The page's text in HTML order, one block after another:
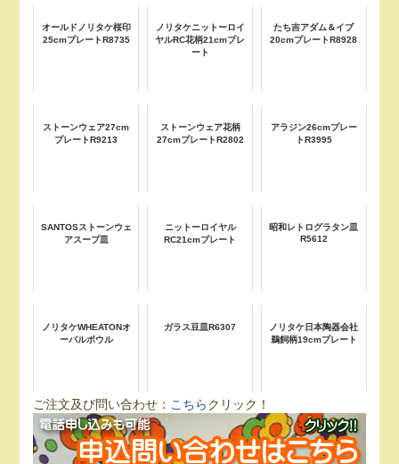
オールドノリタケ桜印
25cmプレートR8735
ノリタケニットーロイ
ヤルRC花柄21cmプレ
ート
たち吉アダム＆イブ
20cmプレートR8928
ストーンウェア27cm
プレートR9213
ストーンウェア花柄
27cmプレートR2802
アラジン26cmプレー
トR3995
SANTOSストーンウェ
アスープ皿
ニットーロイヤル
RC21cmプレート
昭和レトログラタン皿
R5612
ノリタケWHEATONオ
ーバルボウル
ガラス豆皿R6307
ノリタケ日本陶器会社
鵜飼柄19cmプレート
ご注文及び問い合わせ： こちらクリック！